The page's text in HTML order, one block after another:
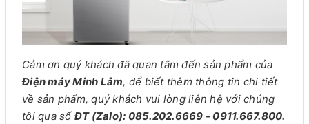
Cảm ơn quý khách đã quan tâm đến sản phẩm của
Điện máy Minh Lâm, để biết thêm thông tin chi tiết
về sản phẩm, quý khách vui lòng liên hệ với chúng
tôi qua sốĐT (Zalo): 085.202.6669 - 0911.667.800.